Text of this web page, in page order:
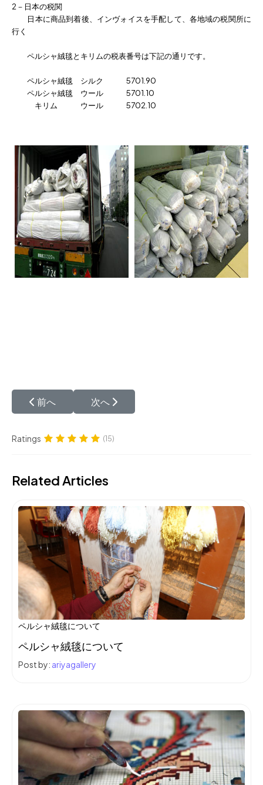
2－日本の税関
日本に商品到着後、インヴォイスを手配して、各地域の税関所に
行く
ペルシャ絨毯とキリムの税表番号は下記の通リです。
ペルシャ絨毯 シルク 5701.90
ペルシャ絨毯 ウール 5701.10
キリム ウール 5702.10
前の記事へ: イラン20thペルシャ絨毯展示会
前へ 次の記事へ: ペルシャ絨毯の模様
次へ
Ratings (15)
Related Articles
ペルシャ絨毯について
ペルシャ絨毯について
Post by: ariyagallery